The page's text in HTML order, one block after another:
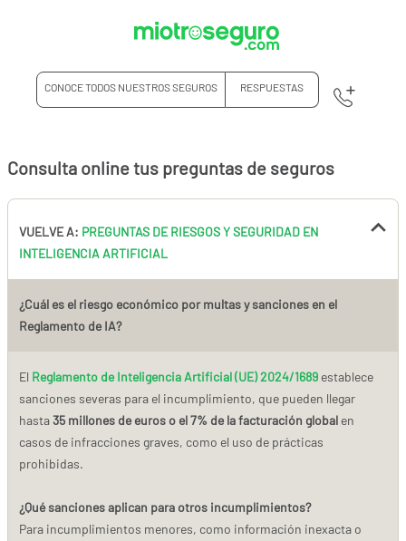
CONOCE TODOS NUESTROS SEGUROS RESPUESTAS
Consulta online tus preguntas de seguros
VUELVE A: PREGUNTAS DE RIESGOS Y SEGURIDAD EN
INTELIGENCIA ARTIFICIAL
¿Cuál es el riesgo económico por multas y sanciones en el
Reglamento de IA?
El Reglamento de Inteligencia Artificial (UE) 2024/1689 establece
sanciones severas para el incumplimiento, que pueden llegar
hasta35 millones de euros o el 7% de la facturación global en
casos de infracciones graves, como el uso de prácticas
prohibidas.
¿Qué sanciones aplican para otros incumplimientos?
Para incumplimientos menores, como información inexacta o